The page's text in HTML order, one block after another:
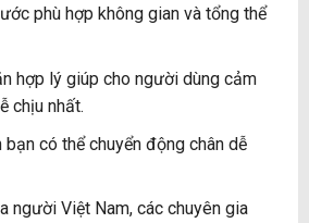
phù hợp không gian và tổng thể
hợp lý giúp cho người dùng cảm
chịu nhất.
bạn có thể chuyển động chân dễ
người Việt Nam, các chuyên gia